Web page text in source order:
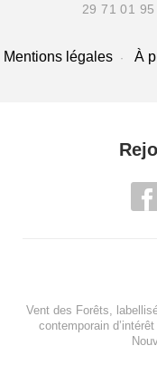
29 71 01 95
Mentions légales À
Vent des Forêts,
contemporain